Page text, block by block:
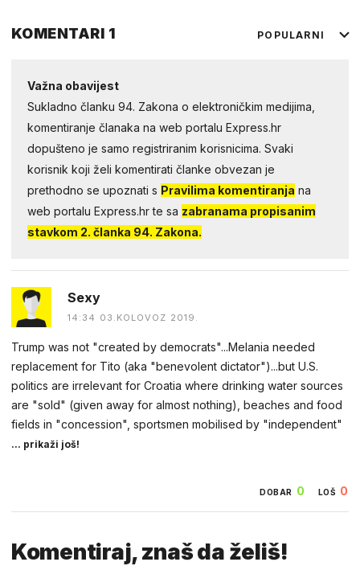
KOMENTARI 1 POPULARNI
Važna obavijest
Sukladno članku 94. Zakona o elektroničkim medijima,
komentiranje članaka na web portalu Express.hr
dopušteno je samo registriranim korisnicima. Svaki
korisnik koji želi komentirati članke obvezan je
prethodno se upoznati s Pravilima komentiranja na
web portalu Express.hr te sa zabranama propisanim
stavkom 2. članka 94. Zakona.
Sexy
14:34 03.KOLOVOZ 2019.
Trump was not "created by democrats"...Melania needed
replacement for Tito (aka "benevolent dictator")...but U.S.
politics are irrelevant for Croatia where drinking water sources
are "sold" (given away for almost nothing), beaches and food
fields in "concession", sportsmen mobilised by "independent"
... prikaži još!
DOBAR 0 LOŠ 0
Komentiraj, znaš da želiš!